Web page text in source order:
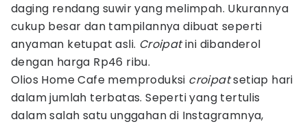
daging rendang suwir yang melimpah. Ukurannya
cukup besar dan tampilannya dibuat seperti
anyaman ketupat asli. Croipatini dibanderol
dengan harga Rp46 ribu.
Olios Home Cafe memproduksi croipatsetiap hari
dalam jumlah terbatas. Seperti yang tertulis
dalam salah satu unggahan di Instagramnya,